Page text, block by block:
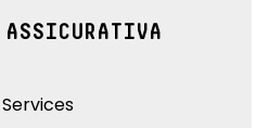
ASSICURATIVA